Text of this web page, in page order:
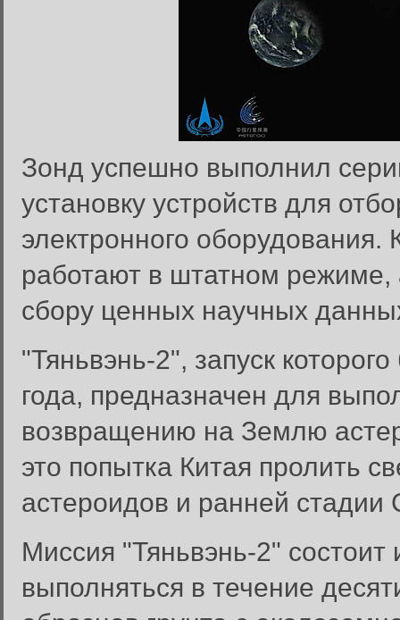
Зонд успешно выполнил
установку устройств для
электронного
работают в штатном режиме,
сбору ценных научных
"Тяньвэнь-2", запуск
года, предназначен для
возвращению на Землю
это попытка Китая пролить
астероидов и ранней
Миссия "Тяньвэнь-2" состоит
выполняться в течение
Вход в систему
Введите имя пользователя и